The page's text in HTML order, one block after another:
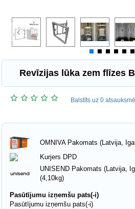
Revīzijas lūka zem flīzes
Balstīts uz 0
OMNIVA Pakomats (Latvija,
Kurjers DPD
UNISEND Pakomats (Latvija,
(4,10kg)
Pasūtījumu izņemšu pats(-i)
Pasūtījumu izņemšu pats(-i)